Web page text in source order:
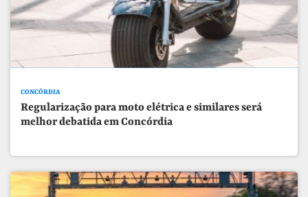
CONCÓRDIA
Regularização para moto elétrica e similares será
melhor debatida em Concórdia